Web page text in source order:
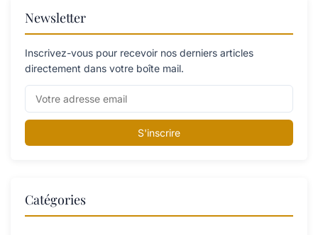
Newsletter
Inscrivez-vous pour recevoir nos derniers articles
directement dans votre boîte mail.
S'inscrire
Catégories